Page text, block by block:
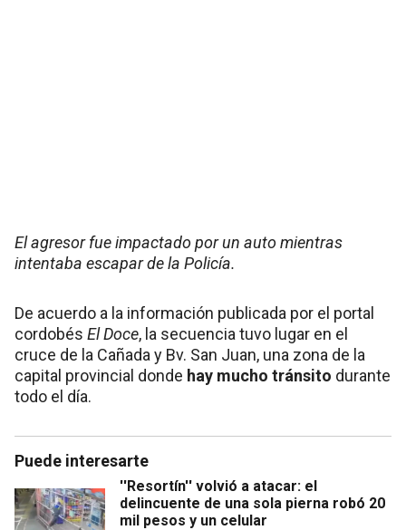
El agresor fue impactado por un auto mientras
intentaba escapar de la Policía.
De acuerdo a la información publicada por el portal
cordobés El Doce, la secuencia tuvo lugar en el
cruce de la Cañada y Bv. San Juan, una zona de la
capital provincial donde hay mucho tránsito durante
todo el día.
Puede interesarte
''Resortín'' volvió a atacar: el
delincuente de una sola pierna robó 20
mil pesos y un celular